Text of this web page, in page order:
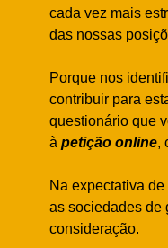
cada vez mais
das nossas
Porque nos
contribuir para
questionário que
à petição online,
Na expectativa
as sociedades de
consideração.